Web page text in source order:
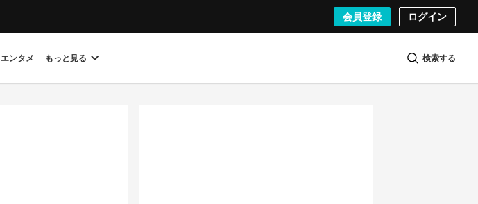
会員登録 ログイン
エンタメ もっと見る 検索する